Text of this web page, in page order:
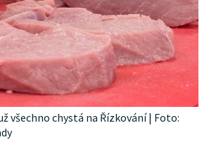
všechno chystá na Řízkování | Foto: